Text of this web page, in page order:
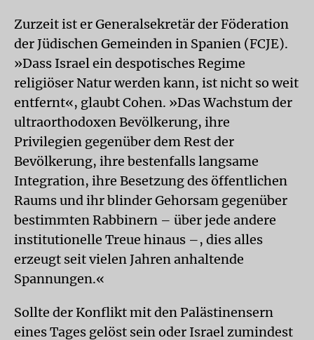
Zurzeit ist er Generalsekretär der Föderation
der Jüdischen Gemeinden in Spanien (FCJE).
»Dass Israel ein despotisches Regime
religiöser Natur werden kann, ist nicht so weit
entfernt«, glaubt Cohen. »Das Wachstum der
ultraorthodoxen Bevölkerung, ihre
Privilegien gegenüber dem Rest der
Bevölkerung, ihre bestenfalls langsame
Integration, ihre Besetzung des öffentlichen
Raums und ihr blinder Gehorsam gegenüber
bestimmten Rabbinern – über jede andere
institutionelle Treue hinaus –, dies alles
erzeugt seit vielen Jahren anhaltende
Spannungen.«
Sollte der Konflikt mit den Palästinensern
eines Tages gelöst sein oder Israel zumindest